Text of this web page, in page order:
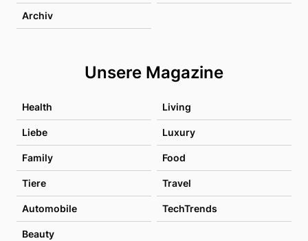
Archiv
Unsere Magazine
Health Living
Liebe Luxury
Family Food
Tiere Travel
Automobile TechTrends
Beauty